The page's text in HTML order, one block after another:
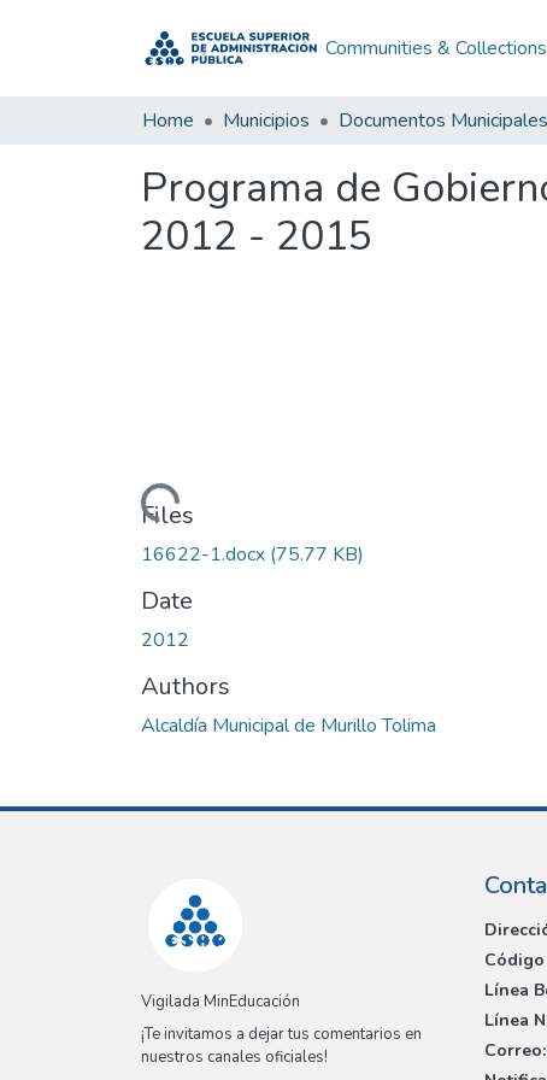
Communities & Collections
Home Municipios Documentos Municipales
Programa de
2012 - 2015
Loading...
Files
16622-1.docx (75.77 KB)
Date
2012
Authors
Alcaldía Municipal de Murillo Tolima
Vigilada MinEducación
¡Te invitamos a dejar tus comentarios en
nuestros canales oficiales!
Línea
Línea
Correo: